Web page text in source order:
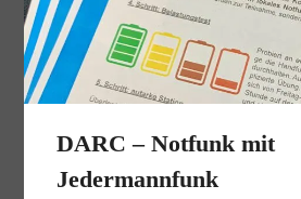
DARC – Notfunk mit
Jedermannfunk